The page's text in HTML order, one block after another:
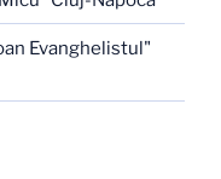
Evanghelistul"